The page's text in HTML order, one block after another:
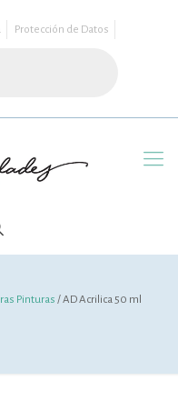
Protección de Datos
Pinturas / AD Acrilica 50 ml